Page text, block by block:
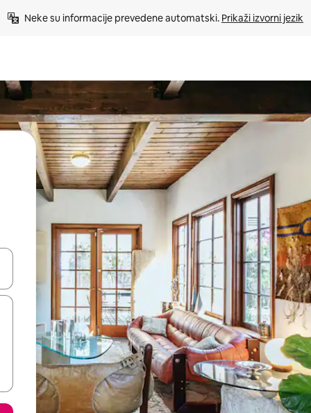
Neke su informacije prevedene automatski. Prikaži izvorni jezik
koristeći se strelicama prema gore i prema dolje, kao i dodirom ili